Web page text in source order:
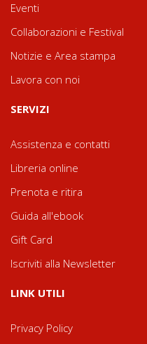
Eventi
Collaborazioni e Festival
Notizie e Area stampa
Lavora con noi
SERVIZI
Assistenza e contatti
Libreria online
Prenota e ritira
Guida all'ebook
Gift Card
Iscriviti alla Newsletter
LINK UTILI
Privacy Policy